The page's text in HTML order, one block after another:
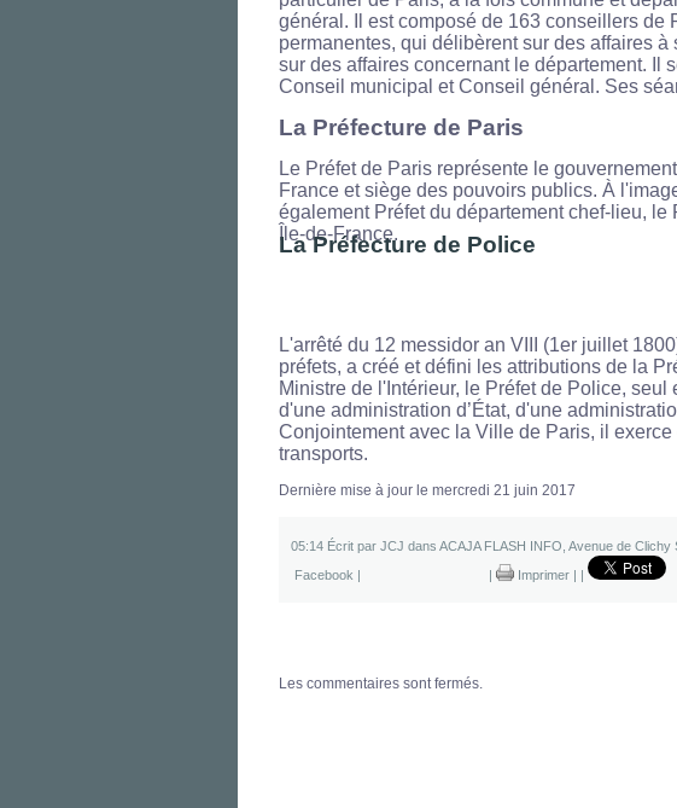
général. Il est composé de 163 conseillers de
permanentes, qui délibèrent sur des affaires
sur des affaires concernant le département. Il
Conseil municipal et Conseil général. Ses
La Préfecture de Paris
Le Préfet de Paris représente le
France et siège des pouvoirs publics. À
également Préfet du département chef-lieu,
Île-de-France.
La Préfecture de Police
L'arrêté du 12 messidor an VIII (1er juillet
préfets, a créé et défini les attributions de la
Ministre de l'Intérieur, le Préfet de Police,
d'une administration d’État, d'une
Conjointement avec la Ville de Paris, il
transports.
Dernière mise à jour le mercredi 21 juin 2017
05:14 Écrit par JCJ dans ACAJA FLASH INFO Avenue de Clichy
Facebook
Imprimer
Les commentaires sont fermés.